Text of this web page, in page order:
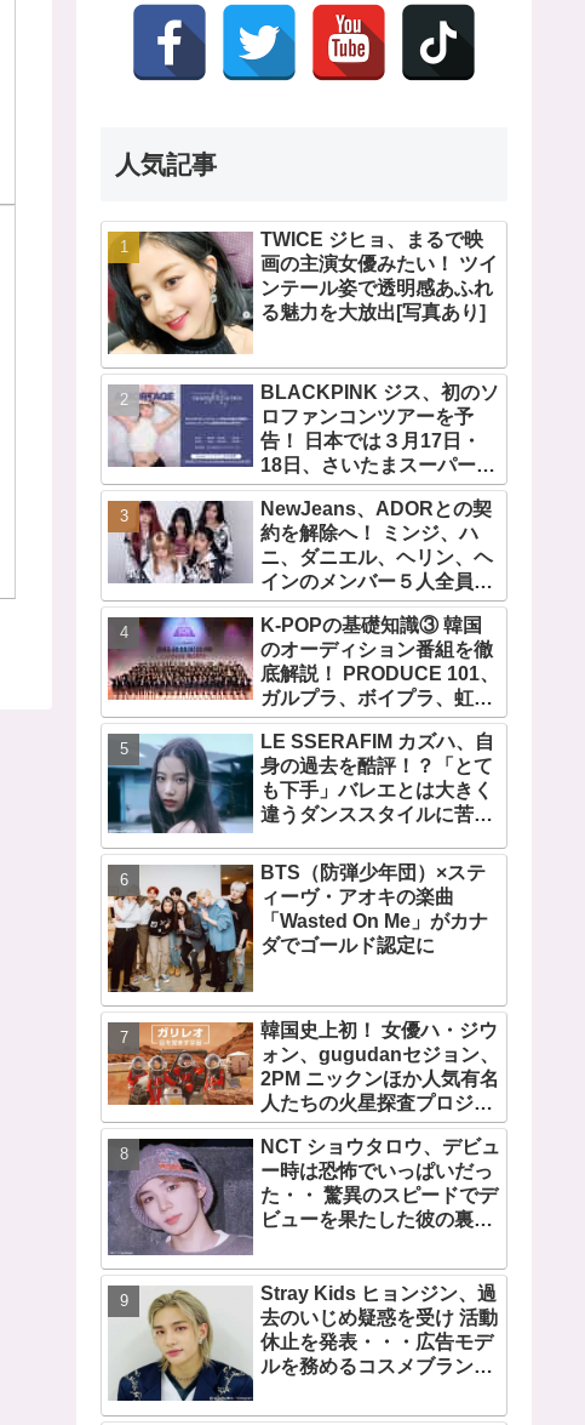
人気記事
TWICE ジヒョ、まるで映
画の主演女優みたい！ ツイ
ンテール姿で透明感あふれ
る魅力を大放出[写真あり]
BLACKPINK ジス、初のソ
ロファンコンツアーを予
告！ 日本では３月17日・
18日、さいたまスーパーア
リーナで開催決定！ コンセ
プトは“愛のカケラ”！？ 14
日には新アルバム
『AMORTAGE』もリリー
ス
NewJeans、ADORとの契
約を解除へ！ ミンジ、ハ
ニ、ダニエル、ヘリン、ヘ
インのメンバー５人全員で
緊急記者会見！
「NewJeans never
dies!」と微笑みの宣言！
ADOR側、2029年まで契約
有効と主張
K-POPの基礎知識③ 韓国
のオーディション番組を徹
底解説！ PRODUCE 101、
ガルプラ、ボイプラ、虹プ
ロ・・ NiziUやKep1er、
ZEROBASEONEら人気グ
ループが続々と誕生！ JO1
やINI、ME:Iを生んだ日プま
で一挙紹介
LE SSERAFIM カズハ、自
身の過去を酷評！？「とて
も下手」バレエとは大きく
違うダンススタイルに苦
に努力を重ねる姿に称賛の
声続々
BTS（防弾少年団）×ステ
ィーヴ・アオキの楽曲
「Wasted On Me」がカナ
ダでゴールド認定に
韓国史上初！ 女優ハ・ジウ
ォン、gugudanセジョン、
2PM ニックンほか人気有名
人たちの火星探査プロジェ
クト！ 「ガリレオ 目を覚
ます宇宙」10月10日（水）
日本初放送決定
NCT ショウタロウ、デビュ
ー時は恐怖でいっぱいだっ
た・・ 驚異のスピードでデ
ビューを果たした彼の裏話
Stray Kids ヒョンジン、過
去のいじめ疑惑を受け 活動
休止を発表・・・広告モデ
ルを務めるコスメブランド